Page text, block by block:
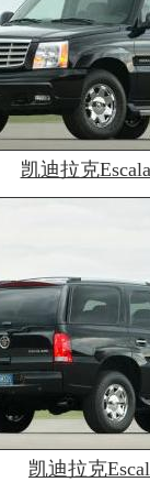
凯迪拉克
凯迪拉克